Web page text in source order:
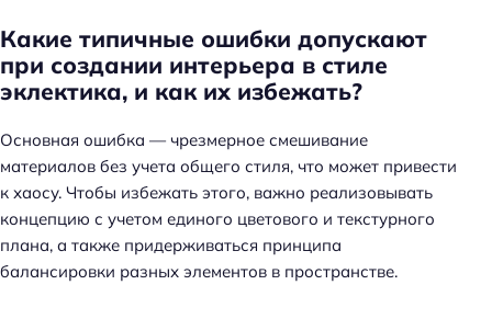
Какие типичные ошибки допускают
при создании интерьера в стиле
эклектика, и как их избежать?
Основная ошибка — чрезмерное смешивание
материалов без учета общего стиля, что может привести
к хаосу. Чтобы избежать этого, важно реализовывать
концепцию с учетом единого цветового и текстурного
плана, а также придерживаться принципа
балансировки разных элементов в пространстве.